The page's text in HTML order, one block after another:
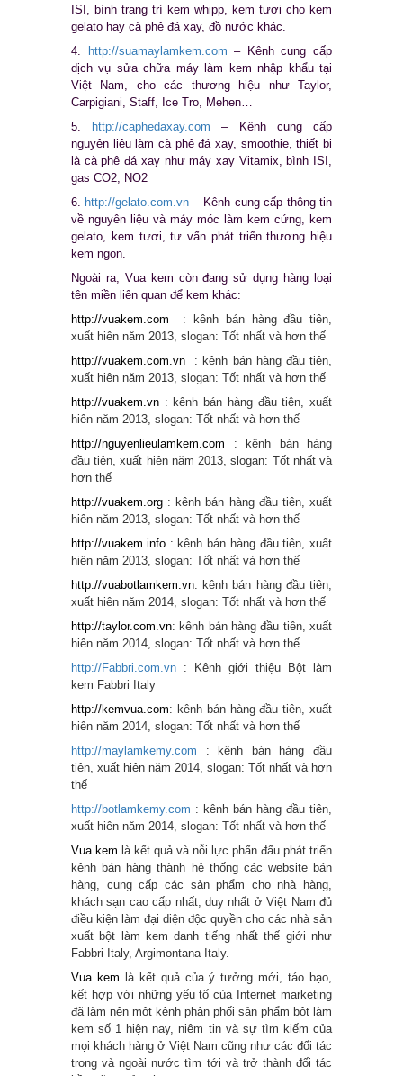
ISI, bình trang trí kem whipp, kem tươi cho kem
gelato hay cà phê đá xay, đồ nước khác.
4.
http://suamaylamkem.com – Kênh cung cấp
dịch vụ sửa chữa máy làm kem nhập khẩu tại
Việt Nam, cho các thương hiệu như Taylor,
Carpigiani, Staff, Ice Tro, Mehen…
5.
http://caphedaxay.com – Kênh cung cấp
nguyên liệu làm cà phê đá xay, smoothie, thiết bị
là cà phê đá xay như máy xay Vitamix, bình ISI,
gas CO2, NO2
6. http://gelato.com.vn – Kênh cung cấp thông tin
về nguyên liệu và máy móc làm kem cứng, kem
gelato, kem tươi, tư vấn phát triển thương hiệu
kem ngon.
Ngoài ra, Vua kem còn đang sử dụng hàng loại
tên miền liên quan để kem khác:
http://vuakem.com : kênh bán hàng đầu tiên,
xuất hiên năm 2013, slogan: Tốt nhất và hơn thế
http://vuakem.com.vn : kênh bán hàng đầu tiên,
xuất hiên năm 2013, slogan: Tốt nhất và hơn thế
http://vuakem.vn : kênh bán hàng đầu tiên, xuất
hiên năm 2013, slogan: Tốt nhất và hơn thế
http://nguyenlieulamkem.com : kênh bán hàng
đầu tiên, xuất hiên năm 2013, slogan: Tốt nhất và
hơn thế
http://vuakem.org : kênh bán hàng đầu tiên, xuất
hiên năm 2013, slogan: Tốt nhất và hơn thế
http://vuakem.info : kênh bán hàng đầu tiên, xuất
hiên năm 2013, slogan: Tốt nhất và hơn thế
http://vuabotlamkem.vn: kênh bán hàng đầu tiên,
xuất hiên năm 2014, slogan: Tốt nhất và hơn thế
http://taylor.com.vn: kênh bán hàng đầu tiên, xuất
hiên năm 2014, slogan: Tốt nhất và hơn thế
http://Fabbri.com.vn : Kênh giới thiệu Bột làm
kem Fabbri Italy
http://kemvua.com: kênh bán hàng đầu tiên, xuất
hiên năm 2014, slogan: Tốt nhất và hơn thế
http://maylamkemy.com : kênh bán hàng đầu
tiên, xuất hiên năm 2014, slogan: Tốt nhất và hơn
thế
http://botlamkemy.com : kênh bán hàng đầu tiên,
xuất hiên năm 2014, slogan: Tốt nhất và hơn thế
Vua kem là kết quả và nỗi lực phấn đấu phát triển
kênh bán hàng thành hệ thống các website bán
hàng, cung cấp các sản phẩm cho nhà hàng,
khách sạn cao cấp nhất, duy nhất ở Việt Nam đủ
điều kiện làm đại diện độc quyền cho các nhà sản
xuất bột làm kem danh tiếng nhất thế giới như
Fabbri Italy, Argimontana Italy.
Vua kem là kết quả của ý tưởng mới, táo bạo,
kết hợp với những yếu tố của Internet marketing
đã làm nên một kênh phân phối sản phẩm bột làm
kem số 1 hiện nay, niêm tin và sự tìm kiếm của
mọi khách hàng ở Việt Nam cũng như các đối tác
trong và ngoài nước tìm tới và trở thành đối tác